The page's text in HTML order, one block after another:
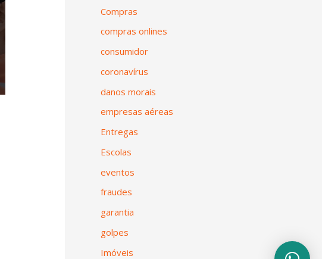
Compras
compras onlines
consumidor
coronavírus
danos morais
empresas aéreas
Entregas
Escolas
eventos
fraudes
garantia
golpes
Imóveis